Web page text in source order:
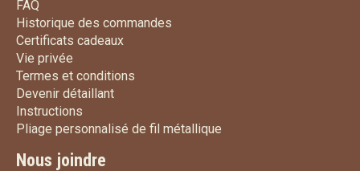
FAQ
Historique des commandes
Certificats cadeauxCertificats cadeaux
Vie privée
Termes et conditions
Devenir détaillantDevenir détaillant
Instructions
Pliage personnalisé de fil métallique
Nous joindre